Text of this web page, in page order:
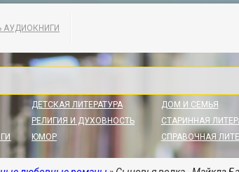
АУДИОКНИГИ
ДЕТСКАЯ ЛИТЕРАТУРА
РЕЛИГИЯ И ДУХОВНОСТЬ
ЮМОР
ДОМ И СЕМЬЯ
СТАРИННАЯ
СПРАВОЧНАЯ